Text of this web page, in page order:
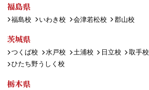
福島県
福島校 いわき校 会津若松校 郡山校
茨城県
つくば校 水戸校 土浦校 日立校 取手校
ひたち野うしく校
栃木県